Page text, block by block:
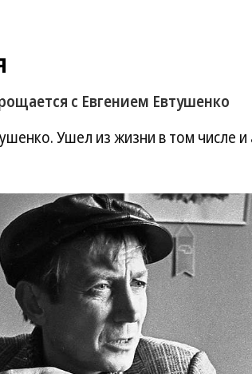
с Евгением Евтушенко
Ушел из жизни в том числе